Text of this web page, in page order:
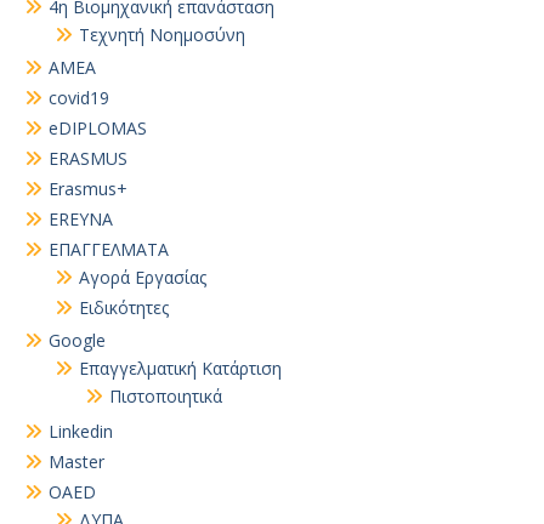
4η Βιομηχανική επανάσταση
Τεχνητή Νοημοσύνη
AMEA
covid19
eDIPLOMAS
ERASMUS
Erasmus+
EREYNA
EΠΑΓΓΕΛΜΑΤΑ
Αγορά Εργασίας
Ειδικότητες
Google
Επαγγελματική Κατάρτιση
Πιστοποιητικά
Linkedin
Master
OAED